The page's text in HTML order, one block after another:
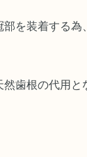
を装着する為
歯根の代用と